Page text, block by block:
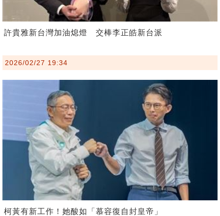
許貴雅新台灣加油熄燈 交棒李正皓新台派
2026/02/27 19:34
柯黃有新工作！她酸如「慕容復自封皇帝」